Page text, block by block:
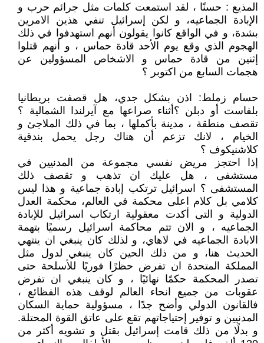
المذيع : حسنًا ، لقد استمعت كلمات مثل جرائم حرب و
الإبادة الجماعيه، و لكن إسرائيل تنفي هذين الامرين
بشدة، و في الواقع كانوا يقولون أنهم استهدفوا في ذلك
الهجوم الذي وقع يوم الأحد قادة حماس ، و أنهم قتلوا
إثنين من قادة حماس و الاشخاص المسؤولين عن
هجمات السابع من اكتوبر ؟
حسام زملط: اذن بشكل جدي، هل قصفت بريطانيا
بلفاست أو دبلن ؟أثناء صراعها مع آيرلندا الشمالية ؟
تقصف منطقة ، مدينة بأكملها ، بما في ذلك الملاجئ و
الخيام ، لانك تزعم أن هناك رجل يحمل بندقية
كلاشنيكوف ؟
إذا احتجز مريض نفسي مجموعة من المدنيين في
مستشفى ، هل عليك ان تذهب و تقصف ذلك
المستشفى ؟ اسرائيل ترتكب إبادة جماعية و هذا ليس
كلامي بل كلام اعلى محكمة في العالم، محكمة العدل
الدولية و التى أكدت معقولية ارتكاب اسرائيل للإبادة
الجماعيه ، و الان تتم محاكمة اسرائيل رسميًا بتهمة
الابادة الجماعيه في لاهاي، و لذلك كان ينبغي ان ينتهي
الحديث هنا، و من ذلك الحين كان ينبغي لدول مثل
المملكة المتحدة ان تفرض حظرًا فوريًا للأسلحة حتى
تصدر المحكمة حكمًا نهائيًا ، و كان ينبغي ان تفرض
عقوبات من جميع انحاء العالم لوقف هذه الفظائع ،
فالقانون الدولي وأضح جدًا ، مسؤولية حماية السكان
المدنيين و توفير إحتياجاتهم تقع على عاتق القوة المحتلة.
و بدلًا من ذلك قامت إسرائيل بقتل و تشويه أكثر من